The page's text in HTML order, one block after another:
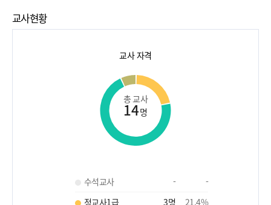
교사현황
교사 자격
총 교사
14명
수석교사 -
-
정교사1급
3명 21.4%